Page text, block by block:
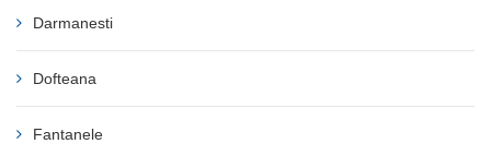
Darmanesti
Dofteana
Fantanele